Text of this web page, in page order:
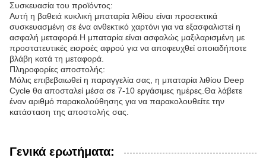
Συσκευασία του προϊόντος:
Αυτή η βαθειά κυκλική μπαταρία λιθίου είναι προσεκτικά
συσκευασμένη σε ένα ανθεκτικό χαρτόνι για να εξασφαλιστεί η
ασφαλή μεταφορά.Η μπαταρία είναι ασφαλώς μαξιλαρισμένη με
προστατευτικές εισροές αφρού για να αποφευχθεί οποιαδήποτε
βλάβη κατά τη μεταφορά.
Πληροφορίες αποστολής:
Μόλις επιβεβαιωθεί η παραγγελία σας, η μπαταρία λιθίου Deep
Cycle θα αποσταλεί μέσα σε 7-10 εργάσιμες ημέρες.Θα λάβετε
έναν αριθμό παρακολούθησης για να παρακολουθείτε την
κατάσταση της αποστολής σας.
Γενικά ερωτήματα: